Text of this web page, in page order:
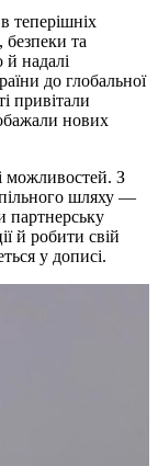
теперішніх
безпеки та
надалі
до глобальної
привітали
нових
можливостей. З
шляху —
партнерську
й робити свій
у дописі.